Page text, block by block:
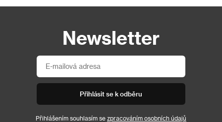
Newsletter
Přihlásit se k odběru
Přihlášením souhlasím se zpracováním osobních údajů